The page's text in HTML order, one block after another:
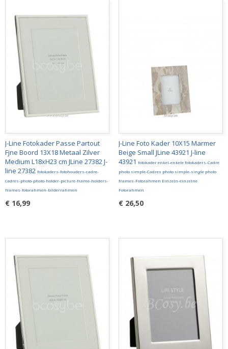
J-Line Fotokader Passe Partout
Fjne Boord 13X18 Metaal Zilver
Medium L18xH23 cm JLine 27382 J-
line 27382 fotokaders-fotohouders-cadre-
cadres-photo-photo-holder-picture-frame-holders-
frames-fotorahmen-bilderrahmen
€ 16,99
J-Line Foto Kader 10X15 Marmer
Beige Small JLine 43921 J-line
43921 fotokader enkel-enkele fotokaders-Cadre
photo simple-Cadres photo simple-single photo
frames-Fotorahmen Einzeln-einzelne
Fotorahmen
€ 26,50